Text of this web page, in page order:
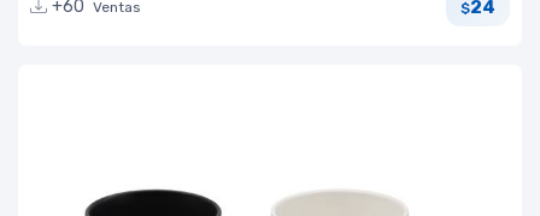
+60 Ventas $24